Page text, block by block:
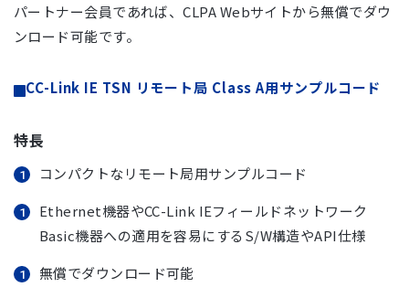
パートナー会員であれば、CLPA Webサイトから無償でダウ
ンロード可能です。
CC-Link IE TSN リモート局 Class A用サンプルコード
特長
コンパクトなリモート局用サンプルコード
Ethernet機器やCC-Link IEフィールドネットワーク
Basic機器への適用を容易にするS/W構造やAPI仕様
無償でダウンロード可能